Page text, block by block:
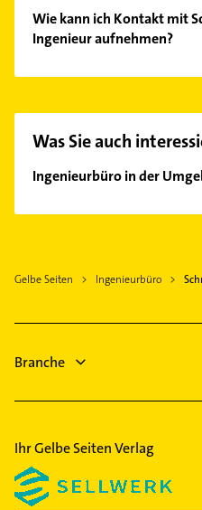
Wie kann ich Kontakt mit
Ingenieur aufnehmen?
finden Sie alle
Was Sie auch
Ingenieurbüro in der
Pulsnitz
Lohmen
Gelbe Seiten Ingenieurbüro
Branche
Ihr Gelbe Seiten Verlag